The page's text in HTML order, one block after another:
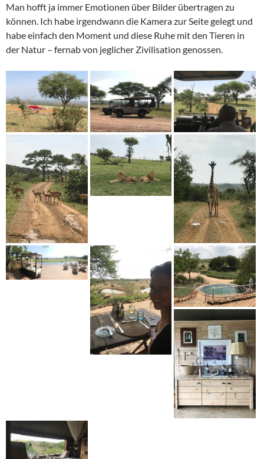
Man hofft ja immer Emotionen über Bilder übertragen zu
können. Ich habe irgendwann die Kamera zur Seite gelegt und
habe einfach den Moment und diese Ruhe mit den Tieren in
der Natur – fernab von jeglicher Zivilisation genossen.